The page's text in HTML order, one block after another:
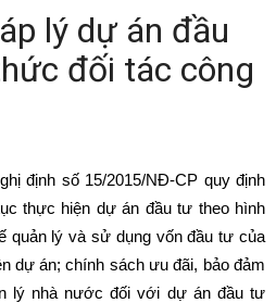
lý dự án đầu
đối tác công
định số 15/2015/NĐ-CP quy định
thực hiện dự án đầu tư theo hình
quản lý và sử dụng vốn đầu tư của
dự án; chính sách ưu đãi, bảo đảm
lý nhà nước đối với dự án đầu tư